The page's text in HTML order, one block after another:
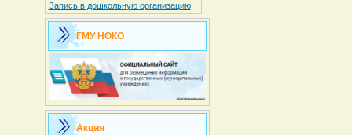
Запись в дошкольную организацию
ГМУ НОКО
Акция